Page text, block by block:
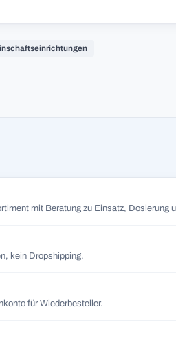
mit Beratung zu Einsatz, Dosierung
kein Dropshipping.
für Wiederbesteller.